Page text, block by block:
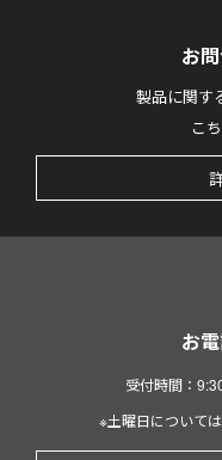
お
製品に関す
こ
お
受付時間：
※土曜日について